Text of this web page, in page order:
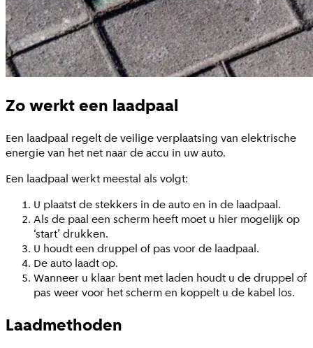
Zo werkt een laadpaal
Een laadpaal regelt de veilige verplaatsing van elektrische
energie van het net naar de accu in uw auto.
Een laadpaal werkt meestal als volgt:
U plaatst de stekkers in de auto en in de laadpaal.
Als de paal een scherm heeft moet u hier mogelijk op
‘start’ drukken.
U houdt een druppel of pas voor de laadpaal.
De auto laadt op.
Wanneer u klaar bent met laden houdt u de druppel of
pas weer voor het scherm en koppelt u de kabel los.
Laadmethoden